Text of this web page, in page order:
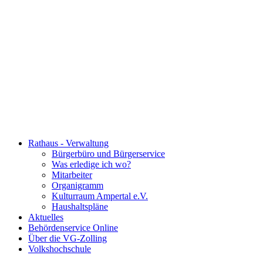
Rathaus - Verwaltung
Bürgerbüro und Bürgerservice
Was erledige ich wo?
Mitarbeiter
Organigramm
Kulturraum Ampertal e.V.
Haushaltspläne
Aktuelles
Behördenservice Online
Über die VG-Zolling
Volkshochschule